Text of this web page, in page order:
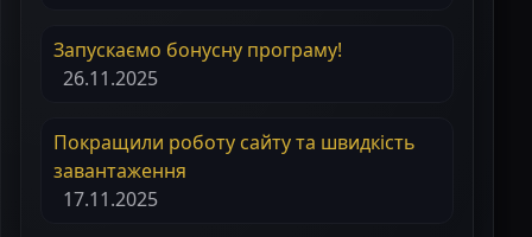
Запускаємо бонусну програму!
26.11.2025
Покращили роботу сайту та швидкість
завантаження
17.11.2025